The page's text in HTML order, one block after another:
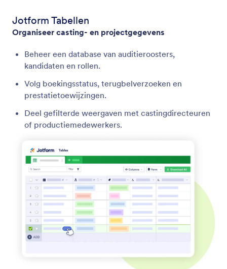
Jotform Tabellen
Organiseer casting- en projectgegevens
Beheer een database van auditieroosters,
kandidaten en rollen.
Volg boekingsstatus, terugbelverzoeken en
prestatietoewijzingen.
Deel gefilterde weergaven met castingdirecteuren
of productiemedewerkers.